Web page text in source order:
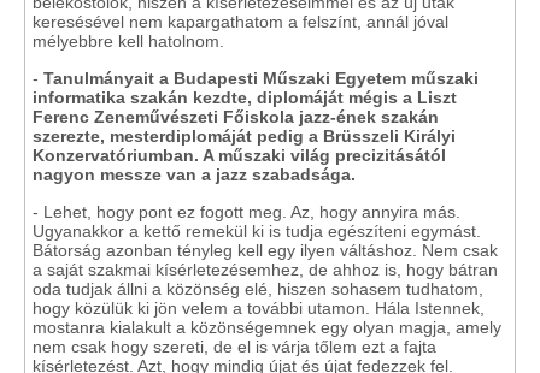
keresésével nem kapargathatom a felszínt, annál jóval
mélyebbre kell hatolnom.
- Tanulmányait a Budapesti Műszaki Egyetem műszaki
informatika szakán kezdte, diplomáját mégis a Liszt
Ferenc Zeneművészeti Főiskola jazz-ének szakán
szerezte, mesterdiplomáját pedig a Brüsszeli Királyi
Konzervatóriumban. A műszaki világ precizitásától
nagyon messze van a jazz szabadsága.
- Lehet, hogy pont ez fogott meg. Az, hogy annyira más.
Ugyanakkor a kettő remekül ki is tudja egészíteni egymást.
Bátorság azonban tényleg kell egy ilyen váltáshoz. Nem csak
a saját szakmai kísérletezésemhez, de ahhoz is, hogy bátran
oda tudjak állni a közönség elé, hiszen sohasem tudhatom,
hogy közülük ki jön velem a további utamon. Hála Istennek,
mostanra kialakult a közönségemnek egy olyan magja, amely
nem csak hogy szereti, de el is várja tőlem ezt a fajta
kísérletezést. Azt, hogy mindig újat és újat fedezzek fel.